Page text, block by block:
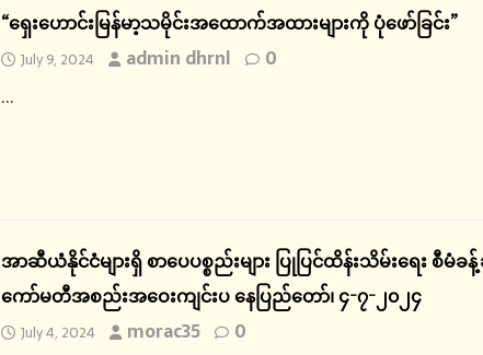
“ရှေးဟောင်းမြန်မာ့သမိုင်းအထောက်အထားများကို ပုံဖော်ခြင်း”
July 9, 2024 admin dhrnl
0
...
အာဆီယံနိုင်ငံများရှိ စာပေပစ္စည်းများ ပြုပြင်ထိန်းသိမ်းရေး
ကော်မတီအစည်းအဝေးကျင်းပ နေပြည်တော်၊ ၄-၇-၂၀၂၄
July 4, 2024 morac35
0